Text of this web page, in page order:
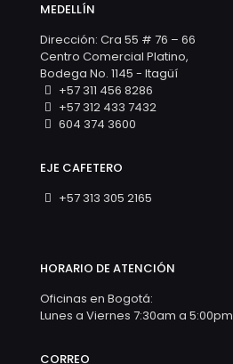
MEDELLÍN
Dirección: Cra 55 # 76 – 66
Centro Comercial Platino,
Bodega No. 1145 - Itagüí
+57 311 456 8286
+57 312 433 7432
604 374 3600
EJE CAFETERO
+57 313 305 2165
HORARIO DE ATENCIÓN
Oficinas en Bogotá:
Lunes a Viernes 7:30am a 5:00pm
CORREO